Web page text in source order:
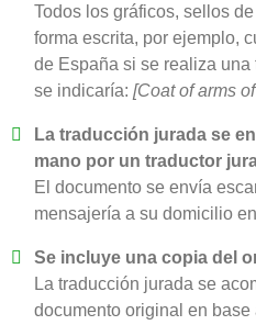
Todos los gráficos, sellos
forma escrita, por ejemplo,
de España si se realiza
se indicaría: [Coat of arms
La traducción jurada se
mano por un traductor
El documento se envía
mensajería a su domicilio
Se incluye una copia del
La traducción jurada se
documento original en